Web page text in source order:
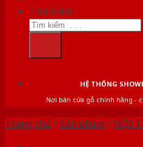
Tìm kiếm:
HỆ THỐNG
Nơi bán cửa gỗ chính hãng -
Trang chủ /Sản phẩm / NỘI